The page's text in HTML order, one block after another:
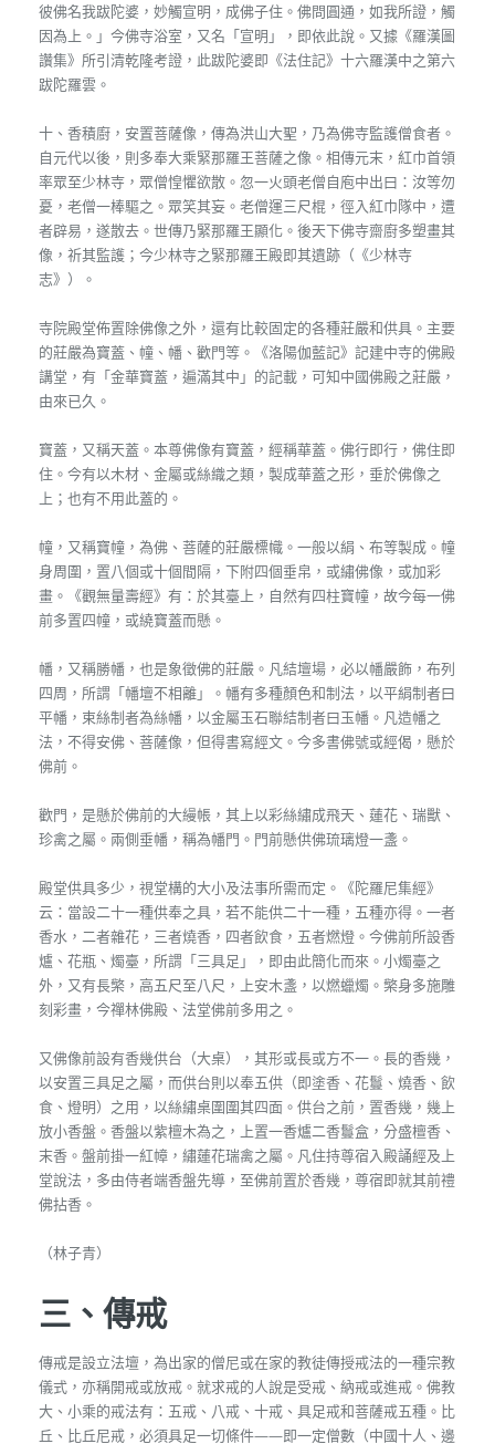
彼佛名我跋陀婆，妙觸宣明，成佛子住。佛問圓通，如我所證，觸
因為上。」今佛寺浴室，又名「宣明」，即依此說。又據《羅漢圖
讚集》所引清乾隆考證，此跋陀婆即《法住記》十六羅漢中之第六
跋陀羅雲。
十、香積廚，安置菩薩像，傳為洪山大聖，乃為佛寺監護僧食者。
自元代以後，則多奉大乘緊那羅王菩薩之像。相傳元末，紅巾首領
率眾至少林寺，眾僧惶懼欲散。忽一火頭老僧自庖中出曰：汝等勿
憂，老僧一棒驅之。眾笑其妄。老僧運三尺棍，徑入紅巾隊中，遭
者辟易，遂散去。世傳乃緊那羅王顯化。後天下佛寺齋廚多塑畫其
像，祈其監護；今少林寺之緊那羅王殿即其遺跡（《少林寺
志》）。
寺院殿堂佈置除佛像之外，還有比較固定的各種莊嚴和供具。主要
的莊嚴為寶蓋、幢、幡、歡門等。《洛陽伽藍記》記建中寺的佛殿
講堂，有「金華寶蓋，遍滿其中」的記載，可知中國佛殿之莊嚴，
由來已久。
寶蓋，又稱天蓋。本尊佛像有寶蓋，經稱華蓋。佛行即行，佛住即
住。今有以木材、金屬或絲織之類，製成華蓋之形，垂於佛像之
上；也有不用此蓋的。
幢，又稱寶幢，為佛、菩薩的莊嚴標幟。一般以絹、布等製成。幢
身周圍，置八個或十個間隔，下附四個垂帛，或繡佛像，或加彩
畫。《觀無量壽經》有：於其臺上，自然有四柱寶幢，故今每一佛
前多置四幢，或繞寶蓋而懸。
幡，又稱勝幡，也是象徵佛的莊嚴。凡結壇場，必以幡嚴飾，布列
四周，所謂「幡壇不相離」。幡有多種顏色和制法，以平絹制者曰
平幡，束絲制者為絲幡，以金屬玉石聯結制者曰玉幡。凡造幡之
法，不得安佛、菩薩像，但得書寫經文。今多書佛號或經偈，懸於
佛前。
歡門，是懸於佛前的大縵帳，其上以彩絲繡成飛天、蓮花、瑞獸、
珍禽之屬。兩側垂幡，稱為幡門。門前懸供佛琉璃燈一盞。
殿堂供具多少，視堂構的大小及法事所需而定。《陀羅尼集經》
云：當設二十一種供奉之具，若不能供二十一種，五種亦得。一者
香水，二者雜花，三者燒香，四者飲食，五者燃燈。今佛前所設香
爐、花瓶、燭臺，所謂「三具足」，即由此簡化而來。小燭臺之
外，又有長檠，高五尺至八尺，上安木盞，以燃蠟燭。檠身多施雕
刻彩畫，今禪林佛殿、法堂佛前多用之。
又佛像前設有香幾供台（大桌），其形或長或方不一。長的香幾，
以安置三具足之屬，而供台則以奉五供（即塗香、花鬘、燒香、飲
食、燈明）之用，以絲繡桌圍圍其四面。供台之前，置香幾，幾上
放小香盤。香盤以紫檀木為之，上置一香爐二香鬘盒，分盛檀香、
末香。盤前掛一紅幛，繡蓮花瑞禽之屬。凡住持尊宿入殿誦經及上
堂說法，多由侍者端香盤先導，至佛前置於香幾，尊宿即就其前禮
佛拈香。
（林子青）
三、傳戒
傳戒是設立法壇，為出家的僧尼或在家的教徒傳授戒法的一種宗教
儀式，亦稱開戒或放戒。就求戒的人說是受戒、納戒或進戒。佛教
大、小乘的戒法有：五戒、八戒、十戒、具足戒和菩薩戒五種。比
丘、比丘尼戒，必須具足一切條件——即一定僧數（中國十人、邊